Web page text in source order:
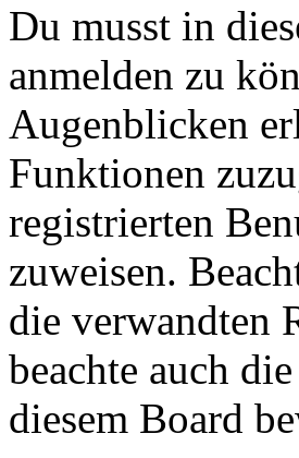
Du musst in
anmelden zu
Augenblicken
Funktionen
registrierten
zuweisen.
die verwandten
beachte auch
diesem Board